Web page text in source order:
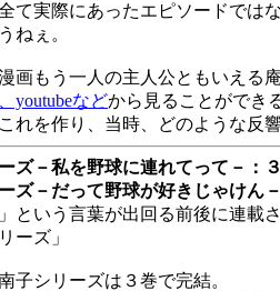
て実際にあったエピソードでは
ねぇ。
画もう一人の主人公ともいえる
youtubeなどから見ることができ
れを作り、当時、どのような反
ズ－私を野球に連れてって－：３
ズ－だって野球が好きじゃけん
という言葉が出回る前後に連載
ーズ」
子シリーズは３巻で完結。